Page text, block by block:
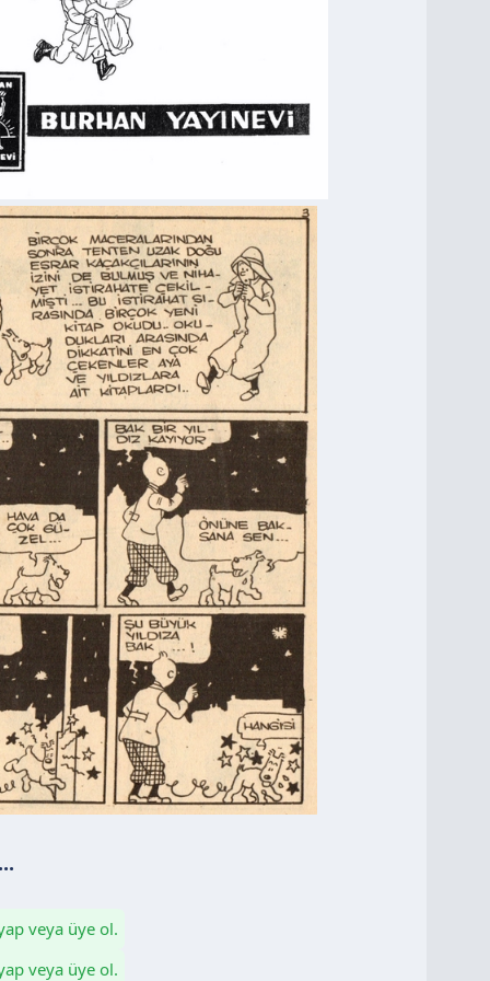
veya üye ol.
veya üye ol.